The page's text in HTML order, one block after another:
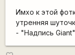
Имхо к этой
утренняя
- "Надпись Giant"